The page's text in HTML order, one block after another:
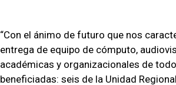
“Con el ánimo de futuro que nos
entrega de equipo de cómputo,
académicas y organizacionales de
beneficiadas: seis de la Unidad